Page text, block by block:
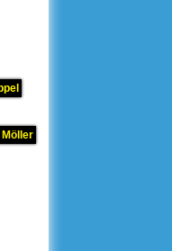
Möller